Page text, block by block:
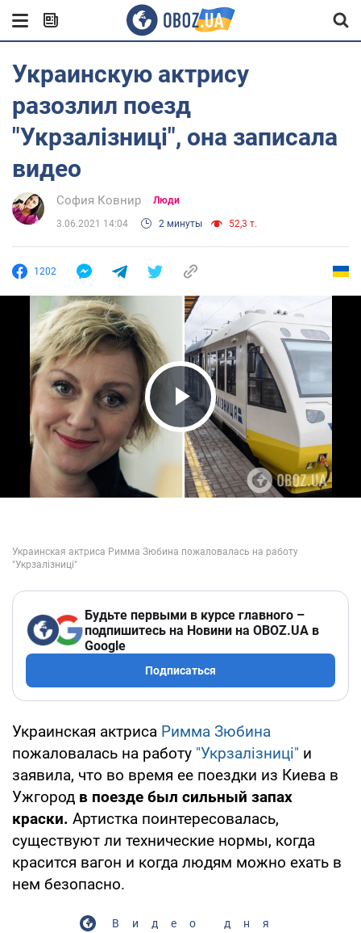
Украинскую актрису
разозлил поезд
"Укрзалізниці", она записала
видео
София Ковнир Люди
3.06.2021 14:04 2 минуты 52,3 т.
1202
Play Video
Будьте первыми в курсе главного –
подпишитесь на Новини на OBOZ.UA в
Google
Подписаться
Украинская актриса Римма Зюбина
пожаловалась на работу "Укрзалізниці" и
заявила, что во время ее поездки из Киева в
Ужгород в поезде был сильный запах
краски. Артистка поинтересовалась,
существуют ли технические нормы, когда
красится вагон и когда людям можно ехать в
нем безопасно.
Видео дня